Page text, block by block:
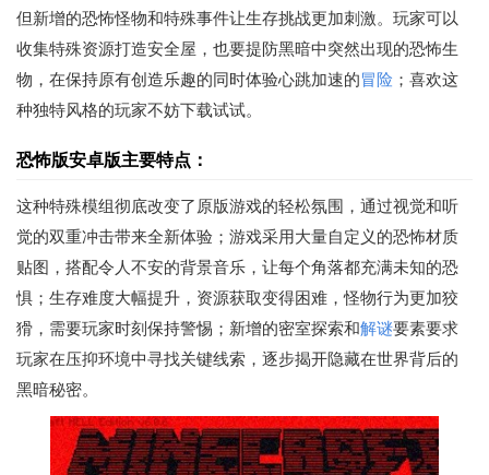
但新增的恐怖怪物和特殊事件让生存挑战更加刺激。玩家可以
收集特殊资源打造安全屋，也要提防黑暗中突然出现的恐怖生
物，在保持原有创造乐趣的同时体验心跳加速的冒险 ；喜欢这
种独特风格的玩家不妨下载试试。
恐怖版安卓版主要特点：
这种特殊模组彻底改变了原版游戏的轻松氛围，通过视觉和听
觉的双重冲击带来全新体验；游戏采用大量自定义的恐怖材质
贴图，搭配令人不安的背景音乐，让每个角落都充满未知的恐
惧；生存难度大幅提升，资源获取变得困难，怪物行为更加狡
猾，需要玩家时刻保持警惕；新增的密室探索和解谜要素要求
玩家在压抑环境中寻找关键线索，逐步揭开隐藏在世界背后的
黑暗秘密。